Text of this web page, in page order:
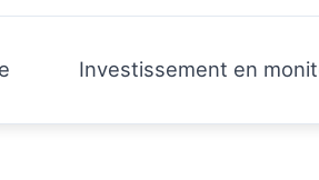
Investissement en